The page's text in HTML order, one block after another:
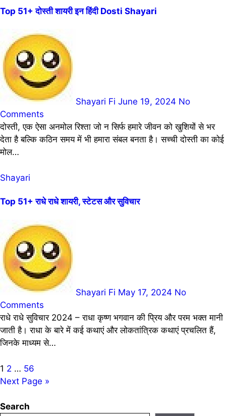
Top 51+ दोस्ती शायरी इन हिंदी Dosti Shayari
Shayari Fi June 19, 2024 No
Comments
दोस्ती, एक ऐसा अनमोल रिश्ता जो न सिर्फ हमारे जीवन को खुशियों से भर
देता है बल्कि कठिन समय में भी हमारा संबल बनता है। सच्ची दोस्ती का कोई
मोल…
Shayari
Top 51+ राधे राधे शायरी, स्टेटस और सुविचार
Shayari Fi May 17, 2024 No
Comments
राधे राधे सुविचार 2024 – राधा कृष्ण भगवान की प्रिय और परम भक्त मानी
जाती है। राधा के बारे में कई कथाएं और लोकतांत्रिक कथाएं प्रचलित हैं,
जिनके माध्यम से…
Posts
pagination
1 2 … 56
Next Page »
Search